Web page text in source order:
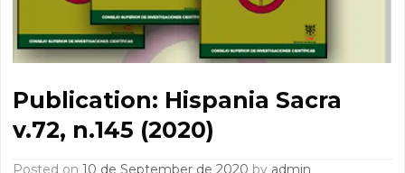
Publication: Hispania Sacra
v.72, n.145 (2020)
Posted on10 de September de 2020 by admin